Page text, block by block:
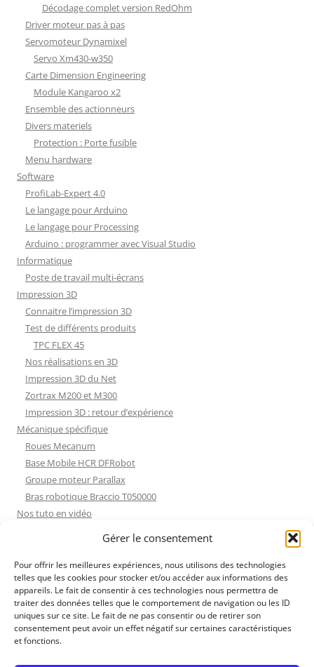
Gérer le consentement
Pour offrir les meilleures expériences, nous utilisons des technologies
telles que les cookies pour stocker et/ou accéder aux informations des
appareils. Le fait de consentir à ces technologies nous permettra de
traiter des données telles que le comportement de navigation ou les ID
uniques sur ce site. Le fait de ne pas consentir ou de retirer son
consentement peut avoir un effet négatif sur certaines caractéristiques
et fonctions.
Décodage complet version RedOhm
Driver moteur pas à pas
Servomoteur Dynamixel
Servo Xm430-w350
Carte Dimension Engineering
Module Kangaroo x2
Ensemble des actionneurs
Divers materiels
Protection : Porte fusible
Menu hardware
Software
ProfiLab-Expert 4.0
Le langage pour Arduino
Le langage pour Processing
Arduino : programmer avec Visual Studio
Informatique
Poste de travail multi-écrans
Impression 3D
Connaitre l’impression 3D
Test de différents produits
TPC FLEX 45
Nos réalisations en 3D
Impression 3D du Net
Zortrax M200 et M300
Impression 3D : retour d’expérience
Mécanique spécifique
Roues Mecanum
Base Mobile HCR DFRobot
Groupe moteur Parallax
Bras robotique Braccio T050000
Nos tuto en vidéo
Les Moteurs Pas à Pas
Projets Processing
Amélioration de l’habitat
Tir sportif
Fichiers dessin
Fichiers dessin